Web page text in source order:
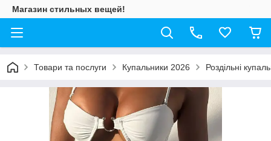
Магазин стильных вещей!
Товари та послуги Купальники 2026 Роздільні